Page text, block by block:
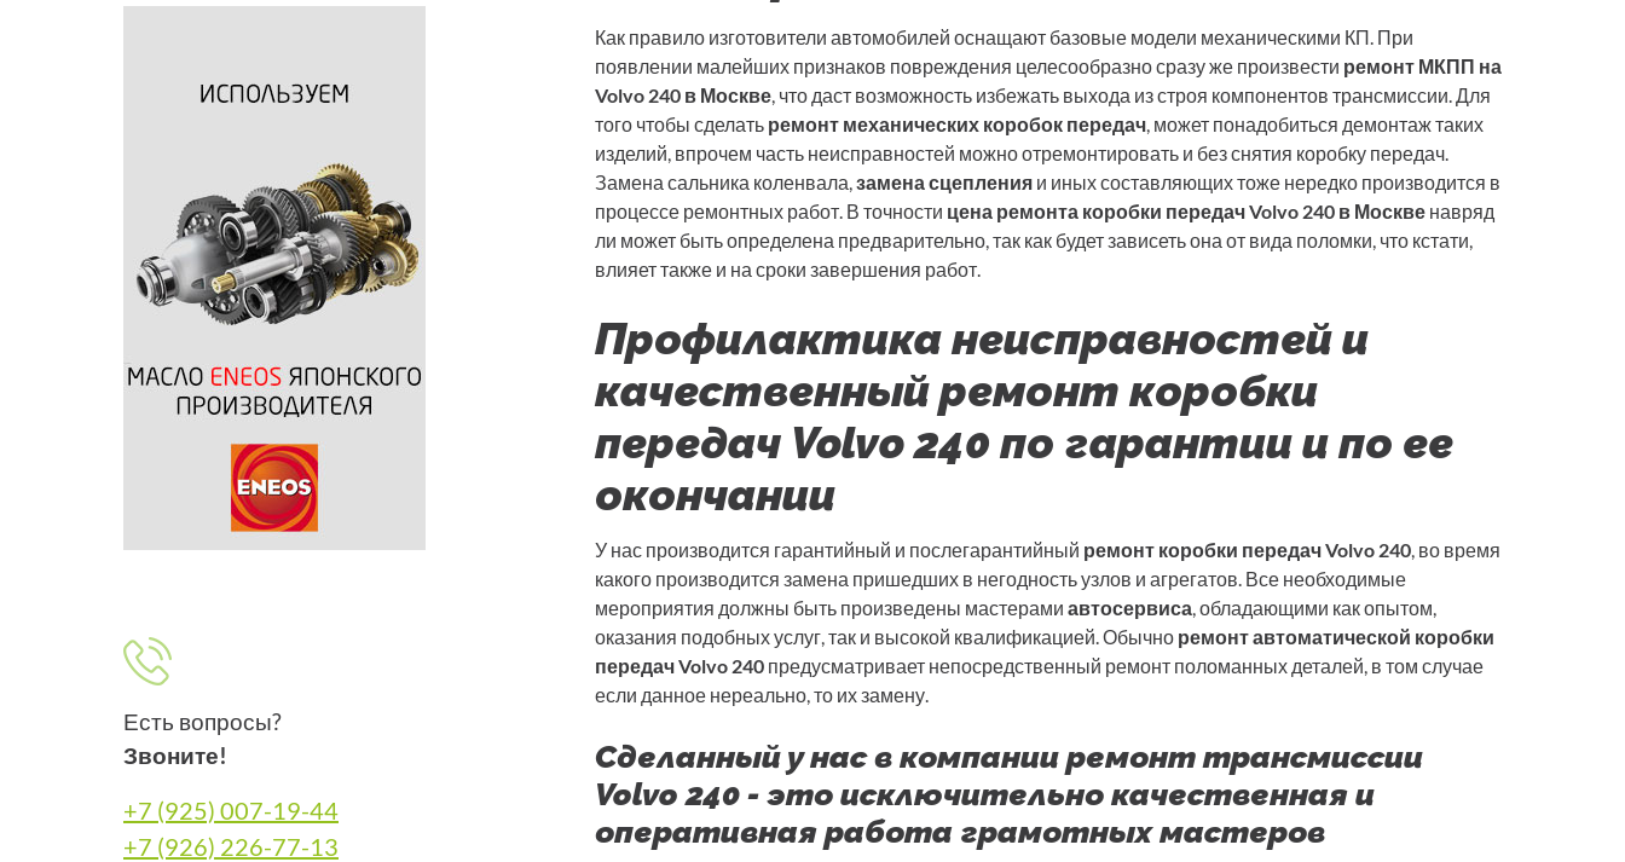
Есть вопросы?
Звоните!
+7 (925) 007-19-44
+7 (926) 226-77-13
Как правило изготовители автомобилей оснащают базовые модели механическими КП. При
появлении малейших признаков повреждения целесообразно сразу же произвести ремонт МКПП на
Volvo 240 в Москве, что даст возможность избежать выхода из строя компонентов трансмиссии. Для
того чтобы сделать ремонт механических коробок передач, может понадобиться демонтаж таких
изделий, впрочем часть неисправностей можно отремонтировать и без снятия коробку передач.
Замена сальника коленвала,замена сцепления и иных составляющих тоже нередко производится в
процессе ремонтных работ. В точности цена ремонта коробки передач Volvo 240 в Москве навряд
ли может быть определена предварительно, так как будет зависеть она от вида поломки, что кстати,
влияет также и на сроки завершения работ.
Профилактика неисправностей и
качественный ремонт коробки
передач Volvo 240 по гарантии и по ее
окончании
У нас производится гарантийный и послегарантийный ремонт коробки передач Volvo 240, во время
какого производится замена пришедших в негодность узлов и агрегатов. Все необходимые
мероприятия должны быть произведены мастерами автосервиса, обладающими как опытом,
оказания подобных услуг, так и высокой квалификацией. Обычно ремонт автоматической коробки
передач Volvo 240 предусматривает непосредственный ремонт поломанных деталей, в том случае
если данное нереально, то их замену.
Сделанный у нас в компании ремонт трансмиссии
Volvo 240 - это исключительно качественная и
оперативная работа грамотных мастеров